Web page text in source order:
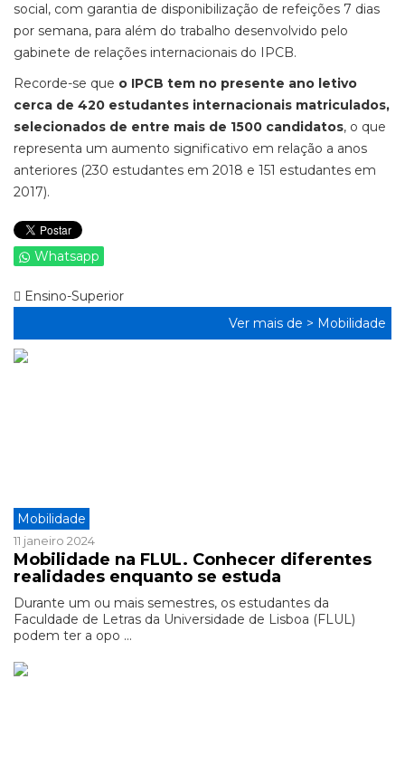
social, com garantia de disponibilização de refeições 7 dias
por semana, para além do trabalho desenvolvido pelo
gabinete de relações internacionais do IPCB.
Recorde-se que o IPCB tem no presente ano letivo
cerca de 420 estudantes internacionais matriculados,
selecionados de entre mais de 1500 candidatos, o que
representa um aumento significativo em relação a anos
anteriores (230 estudantes em 2018 e 151 estudantes em
2017).
Whatsapp
Ensino-Superior
Ver mais de > Mobilidade
Mobilidade
11 janeiro 2024
Mobilidade na FLUL. Conhecer diferentes
realidades enquanto se estuda
Durante um ou mais semestres, os estudantes da
Faculdade de Letras da Universidade de Lisboa (FLUL)
podem ter a opo ...